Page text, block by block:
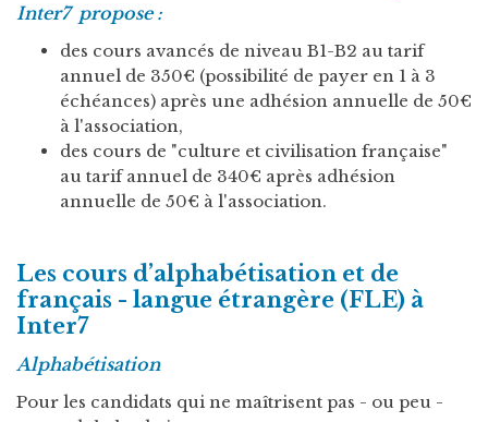
Inter7 propose :
des cours avancés de niveau B1-B2 au tarif
annuel de 350€ (possibilité de payer en 1 à 3
échéances) après une adhésion annuelle de 50€
à l'association,
des cours de "culture et civilisation française"
au tarif annuel de 340€ après adhésion
annuelle de 50€ à l'association.
Les cours d’alphabétisation et de
français - langue étrangère (FLE) à
Inter7
Alphabétisation
Pour les candidats qui ne maîtrisent pas - ou peu -